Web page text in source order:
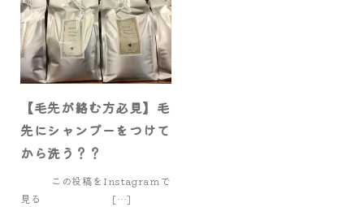
【毛先が絡む方必見】毛
先にシャンプーをつけて
から洗う？？
この投稿をInstagramで
見る […]